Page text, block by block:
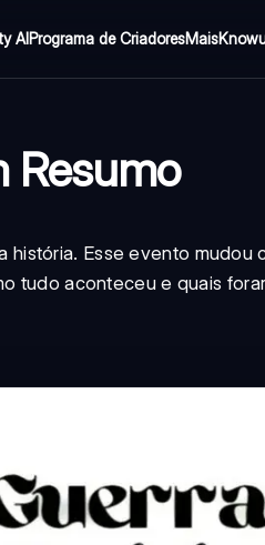
AIPrograma de CriadoresMais
Resumo
história. Esse evento
tudo aconteceu e quais